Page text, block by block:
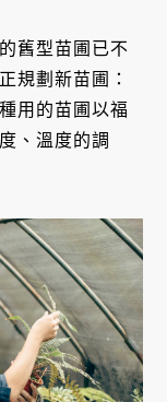
舊型苗圃已不
規劃新苗圃：
用的苗圃以福
、溫度的調